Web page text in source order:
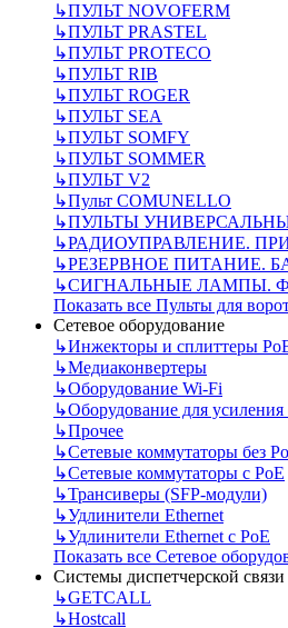
↳ПУЛЬТ NOVOFERM
↳ПУЛЬТ PRASTEL
↳ПУЛЬТ PROTECO
↳ПУЛЬТ RIB
↳ПУЛЬТ ROGER
↳ПУЛЬТ SEA
↳ПУЛЬТ SOMFY
↳ПУЛЬТ SOMMER
↳ПУЛЬТ V2
↳Пульт СOMUNELLO
↳ПУЛЬТЫ
↳РАДИОУПРАВЛЕНИЕ.
↳РЕЗЕРВНОЕ ПИТАНИЕ.
↳СИГНАЛЬНЫЕ ЛАМПЫ.
Показать все Пульты для
Сетевое оборудование
↳Инжекторы и сплиттеры
↳Медиаконвертеры
↳Оборудование Wi-Fi
↳Оборудование для усиления
↳Прочее
↳Сетевые коммутаторы без
↳Сетевые коммутаторы с РоЕ
↳Трансиверы (SFP-модули)
↳Удлинители Ethernet
↳Удлинители Ethernet с PoE
Показать все Сетевое
Системы диспетчерской
↳GETCALL
↳Hostcall